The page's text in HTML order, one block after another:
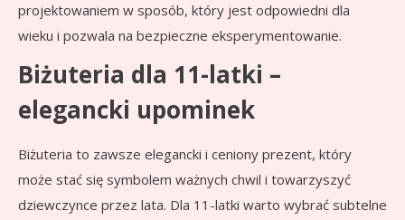
projektowaniem w sposób, który jest odpowiedni dla
wieku i pozwala na bezpieczne eksperymentowanie.
Biżuteria dla 11-latki –
elegancki upominek
Biżuteria to zawsze elegancki i ceniony prezent, który
może stać się symbolem ważnych chwil i towarzyszyć
dziewczynce przez lata. Dla 11-latki warto wybrać subtelne